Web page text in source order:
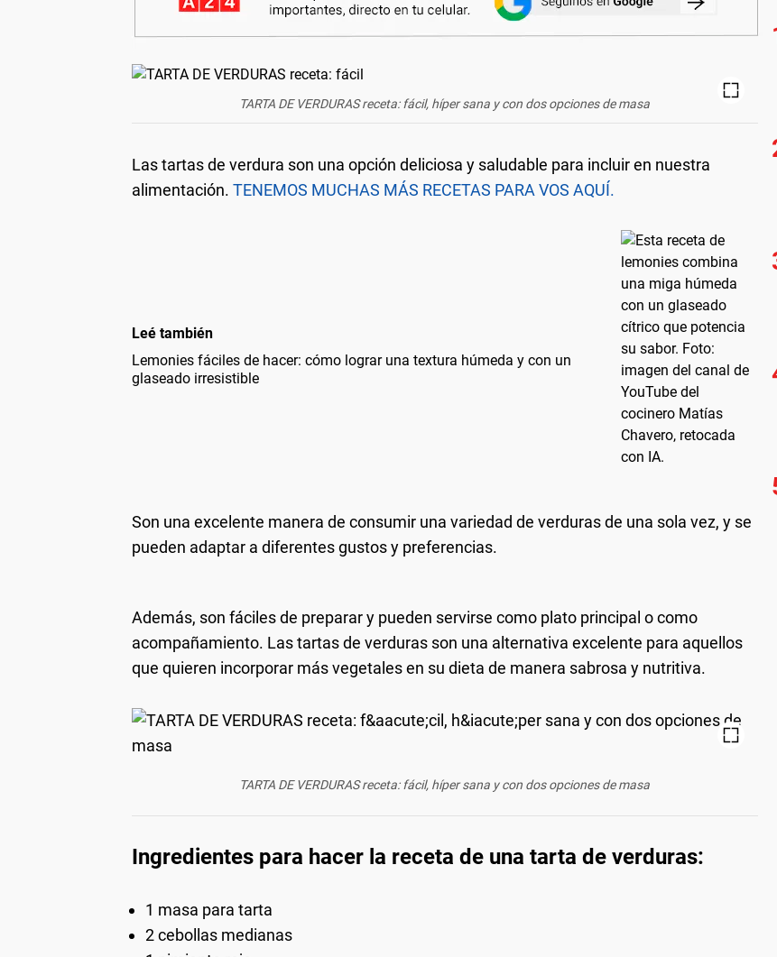
TARTA DE VERDURAS receta: fácil, híper sana y con dos opciones de masa
Las tartas de verdura son una opción deliciosa y saludable para incluir en nuestra
alimentación. TENEMOS MUCHAS MÁS RECETAS PARA VOS AQUÍ.
Leé también
Lemonies fáciles de hacer: cómo lograr una textura húmeda y con un
glaseado irresistible
Son una excelente manera de consumir una variedad de verduras de una sola vez, y se
pueden adaptar a diferentes gustos y preferencias.
Además, son fáciles de preparar y pueden servirse como plato principal o como
acompañamiento. Las tartas de verduras son una alternativa excelente para aquellos
que quieren incorporar más vegetales en su dieta de manera sabrosa y nutritiva.
TARTA DE VERDURAS receta: fácil, híper sana y con dos opciones de masa
Ingredientes para hacer la receta de una tarta de verduras:
1 masa para tarta
2 cebollas medianas